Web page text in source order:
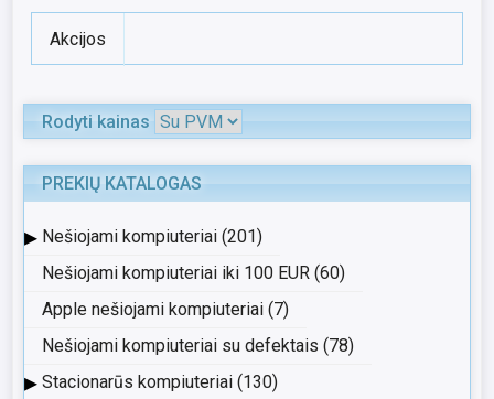
Akcijos
Rodyti kainas
PREKIŲ KATALOGAS
▸ Nešiojami kompiuteriai (201)
Nešiojami kompiuteriai iki 100 EUR (60)
Apple nešiojami kompiuteriai (7)
Nešiojami kompiuteriai su defektais (78)
▸ Stacionarūs kompiuteriai (130)